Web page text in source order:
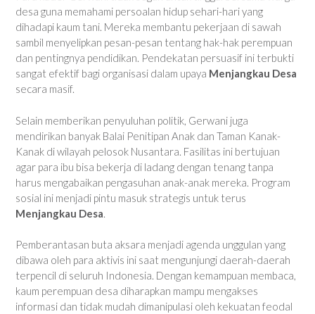
desa guna memahami persoalan hidup sehari-hari yang
dihadapi kaum tani. Mereka membantu pekerjaan di sawah
sambil menyelipkan pesan-pesan tentang hak-hak perempuan
dan pentingnya pendidikan. Pendekatan persuasif ini terbukti
sangat efektif bagi organisasi dalam upaya Menjangkau Desa
secara masif.
Selain memberikan penyuluhan politik, Gerwani juga
mendirikan banyak Balai Penitipan Anak dan Taman Kanak-
Kanak di wilayah pelosok Nusantara. Fasilitas ini bertujuan
agar para ibu bisa bekerja di ladang dengan tenang tanpa
harus mengabaikan pengasuhan anak-anak mereka. Program
sosial ini menjadi pintu masuk strategis untuk terus
Menjangkau Desa.
Pemberantasan buta aksara menjadi agenda unggulan yang
dibawa oleh para aktivis ini saat mengunjungi daerah-daerah
terpencil di seluruh Indonesia. Dengan kemampuan membaca,
kaum perempuan desa diharapkan mampu mengakses
informasi dan tidak mudah dimanipulasi oleh kekuatan feodal